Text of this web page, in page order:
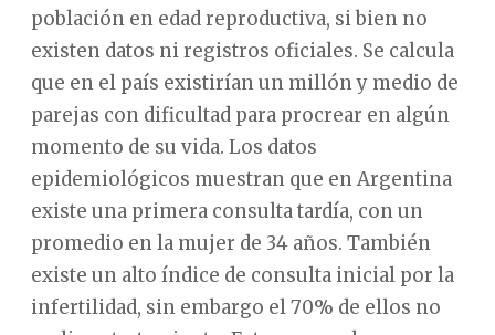
población en edad reproductiva, si bien no
existen datos ni registros oficiales. Se calcula
que en el país existirían un millón y medio de
parejas con dificultad para procrear en algún
momento de su vida. Los datos
epidemiológicos muestran que en Argentina
existe una primera consulta tardía, con un
promedio en la mujer de 34 años. También
existe un alto índice de consulta inicial por la
infertilidad, sin embargo el 70% de ellos no